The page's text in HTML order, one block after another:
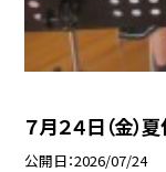
７月２４日（金
公開日 2026/07/24